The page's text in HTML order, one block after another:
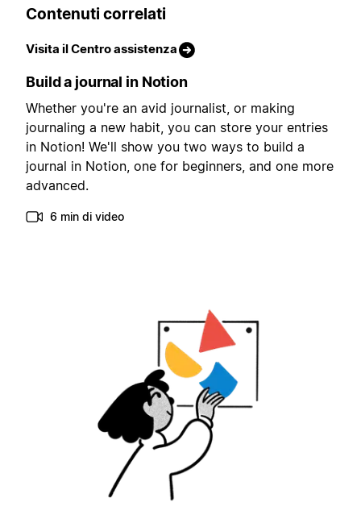
Contenuti correlati
Visita il Centro assistenza
Build a journal in Notion
Whether you're an avid journalist, or making
journaling a new habit, you can store your entries
in Notion! We'll show you two ways to build a
journal in Notion, one for beginners, and one more
advanced.
6 min di video